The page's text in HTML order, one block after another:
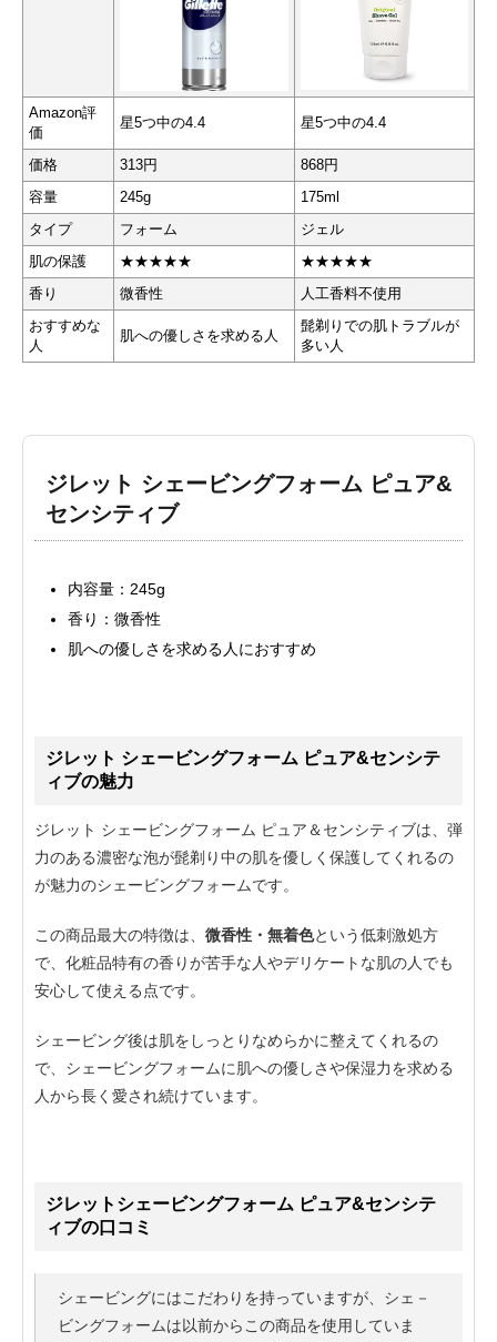
Amazon評
価
星5つ中の4.4 星5つ中の4.4
価格 313円
868円
容量
245g
175ml
タイプ
フォーム
ジェル
肌の保護
★★★★★
★★★★★
香り
微香性
人工香料不使用
おすすめな
人
肌への優しさを求める人
髭剃りでの肌トラブルが
多い人
ジレット シェービングフォーム ピュア&
センシティブ
内容量：245g
香り：微香性
肌への優しさを求める人におすすめ
ジレット シェービングフォーム ピュア&センシテ
ィブの魅力
ジレット シェービングフォーム ピュア＆センシティブは、弾
力のある濃密な泡が髭剃り中の肌を優しく保護してくれるの
が魅力のシェービングフォームです。
この商品最大の特徴は、 微香性・無着色という低刺激処方
で、化粧品特有の香りが苦手な人やデリケートな肌の人でも
安心して使える点です。
シェービング後は肌をしっとりなめらかに整えてくれるの
で、シェービングフォームに肌への優しさや保湿力を求める
人から長く愛され続けています。
ジレットシェービングフォーム ピュア&センシテ
ィブの口コミ
シェービングにはこだわりを持っていますが、シェ－
ビングフォームは以前からこの商品を使用していま